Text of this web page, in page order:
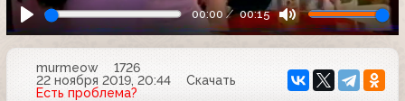
00:00 00:15
murmeow
1726
22 ноября 2019, 20:44
Скачать
Есть проблема?